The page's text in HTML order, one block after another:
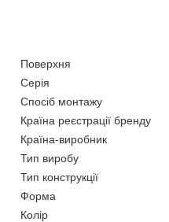
Поверхня
Серія
Спосіб монтажу
Країна реєстрації бренду
Країна-виробник
Тип виробу
Тип конструкції
Форма
Колір